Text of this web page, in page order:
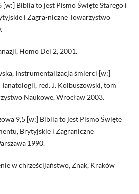
[w:] Biblia to jest Pismo Święte Starego i
i Zagra-niczne Towarzystwo
Homo Dei 2, 2001.
Instrumentalizacja śmierci [w:]
red. J. Kolbuszowski, tom
Naukowe, Wrocław 2003.
9,5 [w:] Biblia to jest Pismo Święte
Brytyjskie i Zagraniczne
1990.
w chrześcijaństwo, Znak, Kraków